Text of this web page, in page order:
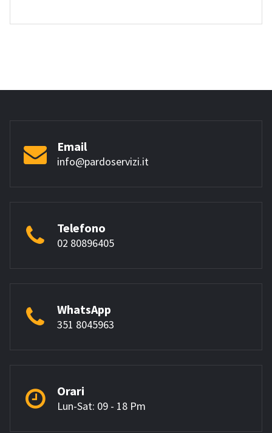
Email
info@pardoservizi.it
Telefono
02 80896405
WhatsApp
351 8045963
Orari
Lun-Sat: 09 - 18 Pm